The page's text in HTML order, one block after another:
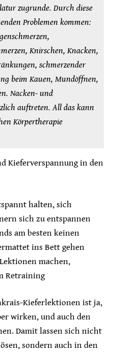
zugrunde. Durch diese
Problemen kommen:
Knirschen, Knacken,
schmerzender
beim Kauen, Mundöffnen,
Nacken- und
auftreten. All das kann
Körpertherapie
Kieferverspannung in den
halten, sich
sich zu entspannen
am besten keinen
ins Bett gehen
machen,
Retraining
Kieferlektionen ist ja,
wirken, und auch den
Damit lassen sich nicht
sondern auch in den